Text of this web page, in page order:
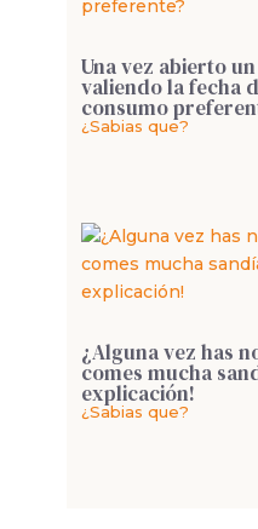
Una vez abierto
valiendo la fecha
consumo
¿Sabias que?
¿Alguna vez has
comes mucha
explicación!
¿Sabias que?